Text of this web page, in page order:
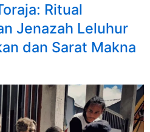
Ritual
Jenazah Leluhur
dan Sarat Makna